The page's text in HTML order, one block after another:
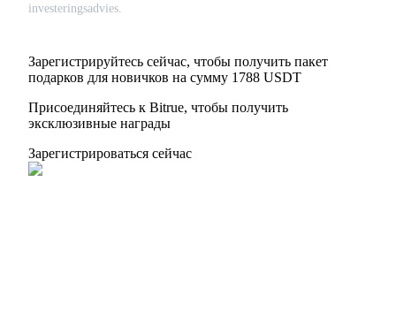
приложение Bitrue
investeringsadvies.
Зарегистрируйтесь сейчас, чтобы получить пакет
подарков для новичков на сумму 1788 USDT
Присоединяйтесь к Bitrue, чтобы получить
эксклюзивные награды
Зарегистрироваться сейчас